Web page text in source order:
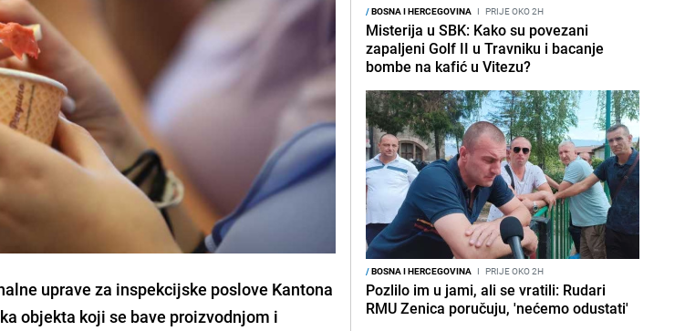
uprave za inspekcijske poslove Kantona
objekta koji se bave proizvodnjom i
/BOSNA I HERCEGOVINA I PRIJE OKO 2H
Misterija u SBK: Kako su povezani
zapaljeni Golf II u Travniku i bacanje
bombe na kafić u Vitezu?
/BOSNA I HERCEGOVINA I PRIJE OKO 2H
Pozlilo im u jami, ali se vratili: Rudari
RMU Zenica poručuju, 'nećemo odustati'